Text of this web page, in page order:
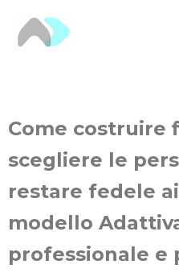
Come costruire
scegliere le
restare fedele
modello
professionale e